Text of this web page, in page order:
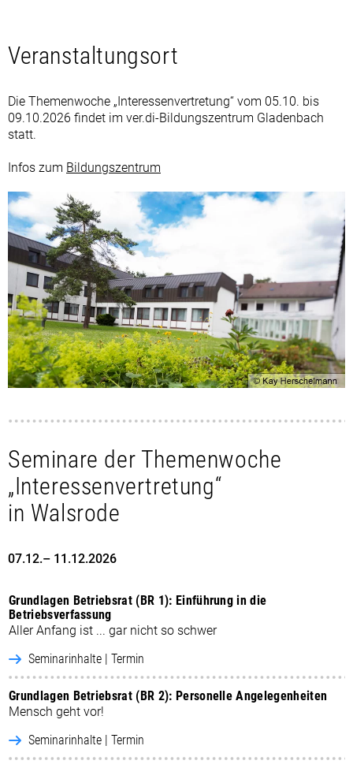
Veranstaltungsort
Die Themenwoche „Interessenvertretung“ vom 05.10. bis
09.10.2026 findet im ver.di-Bildungszentrum Gladenbach
statt.
Infos zum Bildungszentrum
Seminare der Themenwoche
„Interessenvertretung“
in Walsrode
07.12.– 11.12.2026
Grundlagen Betriebsrat (BR 1): Einführung in die
Betriebsverfassung
Aller Anfang ist ... gar nicht so schwer
Seminarinhalte | Termin
Grundlagen Betriebsrat (BR 2): Personelle Angelegenheiten
Mensch geht vor!
Seminarinhalte | Termin